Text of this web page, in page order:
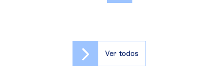
Ver todos